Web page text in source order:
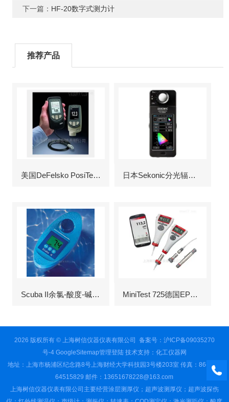
下一篇： HF-20数字式测力计
推荐产品
美国DeFelsko PosiTector6000涂层测厚仪 日本Sekonic分光辐射照度计
Scuba II余氯-酸度-碱度-氰尿酸浓度测定仪 MiniTest 725德国EPK涂层测厚仪
2026 版权所有 © 上海树信仪器仪表有限公司 备案号：沪ICP备09035270
号-4 GoogleSitemap管理登陆技术支持： 化工仪器网
地址：上海市杨浦区纪念路8号上海财经大学科技园3号楼203室 传真：86-021-
64515829 邮件：13651678228@163.com
上海树信仪器仪表有限公司主要经营涂层测厚仪；超声波测厚仪；超声波探伤